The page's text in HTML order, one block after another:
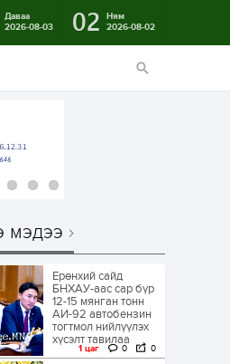
Даваа
2026-08-03
02
Ням
2026-08-02
мэдээ
Ерөнхий сайд
БНХАУ-аас сар бүр
12-15 мянган тонн
АИ-92 автобензин
тогтмол нийлүүлэх
хүсэлт тавилаа
1 цаг 0 0